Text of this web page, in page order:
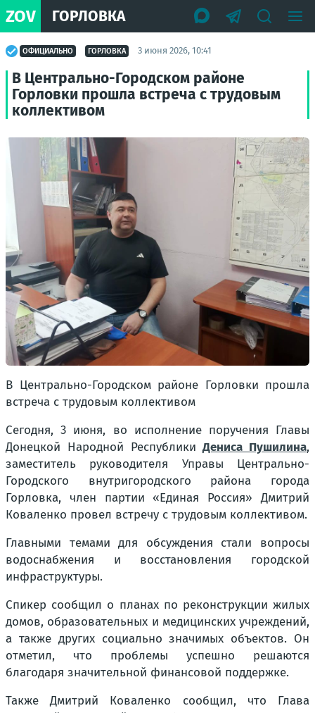
ZOV ГОРЛОВКА
ОФИЦИАЛЬНО ГОРЛОВКА 3 июня 2026, 10:41
В Центрально-Городском районе
Горловки прошла встреча с трудовым
коллективом
В Центрально-Городском районе Горловки прошла
встреча с трудовым коллективом
Сегодня, 3 июня, во исполнение поручения Главы
Донецкой Народной РеспубликиДениса Пушилина,
заместитель руководителя Управы Центрально-
Городского внутригородского района города
Горловка, член партии «Единая Россия» Дмитрий
Коваленко провел встречу с трудовым коллективом.
Главными темами для обсуждения стали вопросы
водоснабжения и восстановления городской
инфраструктуры.
Спикер сообщил о планах по реконструкции жилых
домов, образовательных и медицинских учреждений,
а также других социально значимых объектов. Он
отметил, что проблемы успешно решаются
благодаря значительной финансовой поддержке.
Также Дмитрий Коваленко сообщил, что Глава